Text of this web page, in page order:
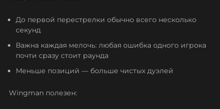
До первой перестрелки обычно всего несколько
секунд
Важна каждая мелочь: любая ошибка одного игрока
почти сразу стоит раунда
Меньше позиций — больше чистых дуэлей
Wingman полезен: